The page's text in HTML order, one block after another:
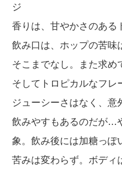
ジ
香りは、甘やかさのあ
飲み口は、ホップの苦味
そこまでなし。また求め
そしてトロピカルなフレ
ジューシーさはなく、意
飲みやすもあるのだが…
象。飲み後には加糖っぽ
苦みは変わらず。ボディ